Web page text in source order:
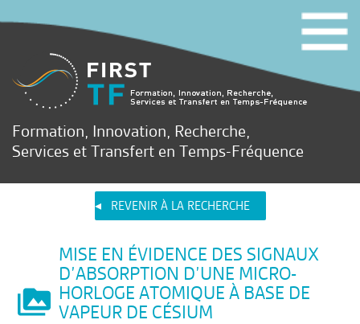
Formation, Innovation, Recherche,
Services et Transfert en Temps-Fréquence
REVENIR À LA RECHERCHE
MISE EN ÉVIDENCE DES SIGNAUX
D’ABSORPTION D’UNE MICRO-
HORLOGE ATOMIQUE À BASE DE
VAPEUR DE CÉSIUM